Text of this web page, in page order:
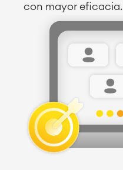
con mayor eficacia.